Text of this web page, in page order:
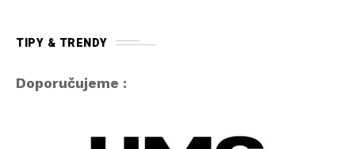
p
TIPY & TRENDY
Doporučujeme :